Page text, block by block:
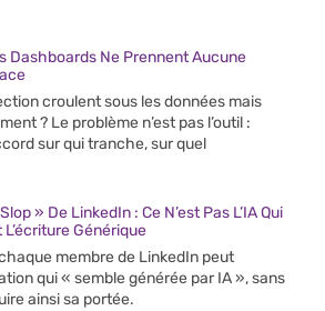
Dashboards Ne Prennent Aucune
croulent sous les données mais
? Le problème n’est pas l’outil :
sur qui tranche, sur quel
» De LinkedIn : Ce N’est Pas L’IA Qui
L’écriture Générique
membre de LinkedIn peut
qui « semble générée par IA », sans
ainsi sa portée.